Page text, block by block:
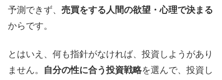
予測できず、 売買をする人間の欲望・心理で決まる
からです。
とはいえ、何も指針がなければ、投資しようがあり
ません。 自分の性に合う投資戦略を選んで、投資し